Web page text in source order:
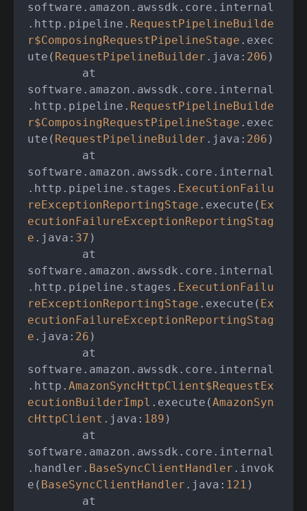
software.amazon.awssdk.core.internal
.http.pipeline. RequestPipelineBuilde
r$ComposingRequestPipelineStage .exec
ute( RequestPipelineBuilder .java: 206 )
software.amazon.awssdk.core.internal
.http.pipeline. RequestPipelineBuilde
r$ComposingRequestPipelineStage .exec
ute( RequestPipelineBuilder .java: 206 )
software.amazon.awssdk.core.internal
.http.pipeline.stages. ExecutionFailu
reExceptionReportingStage .execute( Ex
ecutionFailureExceptionReportingStag
e .java: 37 )
software.amazon.awssdk.core.internal
.http.pipeline.stages. ExecutionFailu
reExceptionReportingStage .execute( Ex
ecutionFailureExceptionReportingStag
e .java: 26 )
software.amazon.awssdk.core.internal
.http. AmazonSyncHttpClient$RequestEx
ecutionBuilderImpl .execute(AmazonSyn
cHttpClient .java: 189 )
software.amazon.awssdk.core.internal
.handler. BaseSyncClientHandler .invok
e( BaseSyncClientHandler .java: 121 )